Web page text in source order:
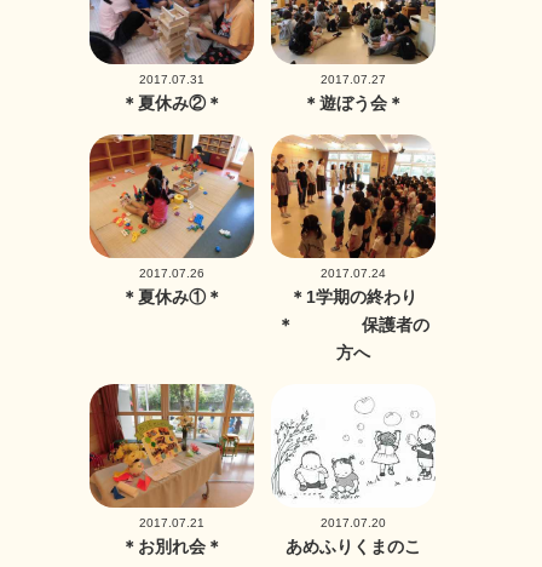
2017.07.31
＊夏休み②＊
2017.07.27
＊遊ぼう会＊
2017.07.26
＊夏休み①＊
2017.07.24
＊1学期の終わり
＊ 保護者の
方へ
2017.07.21
＊お別れ会＊
2017.07.20
あめふりくまのこ